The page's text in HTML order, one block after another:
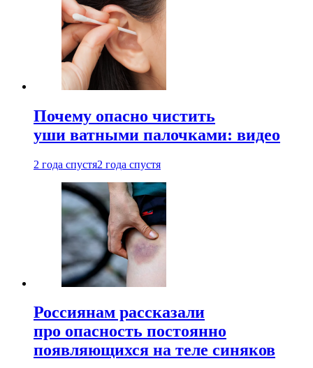
Почему опасно чистить
уши ватными палочками: видео
2 года спустя2 года спустя
Россиянам рассказали
про опасность постоянно
появляющихся на теле синяков